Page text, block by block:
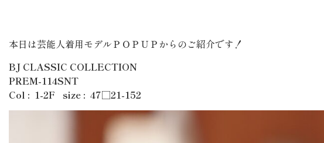
本日は芸能人着用モデルＰＯＰＵＰからのご紹介です！
BJ CLASSIC COLLECTION
PREM-114SNT
Col : 1-2F size : 47□21-152